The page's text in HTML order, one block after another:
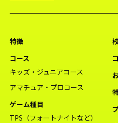
特徴
コース
キッズ・ジュニアコース
アマチュア・プロコース
ゲーム種目
TPS（フォートナイトなど）